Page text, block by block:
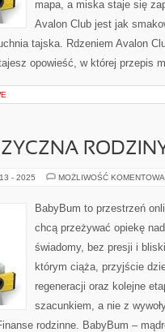
mapa, a miska staje się
Avalon Club jest jak
tajska. Rdzeniem Avalon
opowieść, w której przepis
- 2025 MOŻLIWOŚĆ
BabyBum to przestrzeń
chcą przeżywać opiekę
świadomy, bez presji i
którym ciąża, przyjście
regeneracji oraz kolejne
szacunkiem, a nie z
rodzinne. BabyBum –